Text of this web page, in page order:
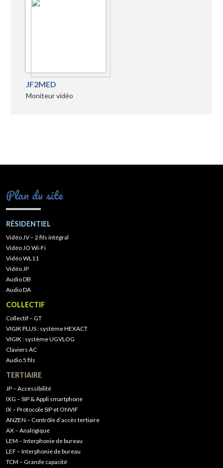
JF2MED
Moniteur vidéo
Plan du site
RÉSIDENTIEL
Vidéo JV – 2 fils intégral
Vidéo JO Wi-Fi
Vidéo WL11
Vidéo JP
Audio DB
Audio DA
COLLECTIF
Collectif – GT
VIGIK PLUS : système HEXACT
VIGIK : système UGVLOG
Claviers AC
Audio 5 fils
TERTIAIRE
JP – Accessibilité
IXG – SIP & Appli smartphone
IX – Protocole SIP et ONVIF
ANZEN – Contrôle d’accès tertiaire
AX – Analogique
LEM – Interphonie de bureau
LEF – Interphonie de bureau
TCM – Grande capacité